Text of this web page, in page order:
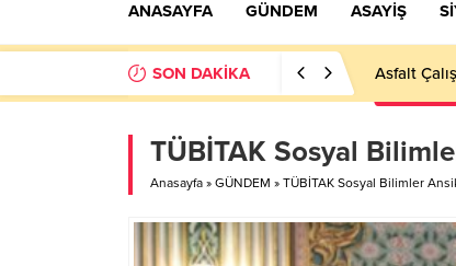
ANASAYFA GÜNDEM ASAYİŞ
SON DAKİKA
TÜBİTAK Sosyal
Anasayfa » GÜNDEM » TÜBİTAK Sosyal Bilimler